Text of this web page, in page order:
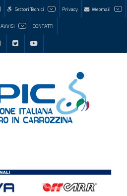
Settori Tecnici Privacy Webmail
AVVISI CONTATTI